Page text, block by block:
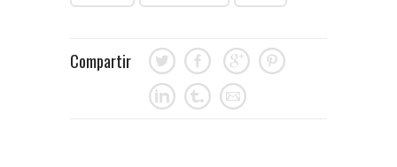
Compartir